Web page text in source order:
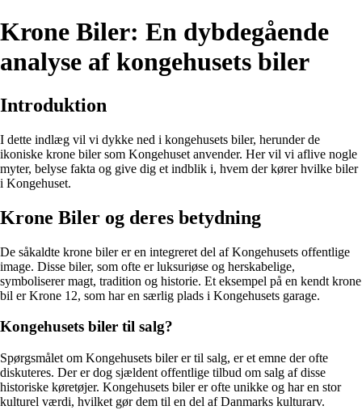
Krone Biler: En dybdegående
analyse af kongehusets biler
Introduktion
I dette indlæg vil vi dykke ned i kongehusets biler, herunder de
ikoniske krone biler som Kongehuset anvender. Her vil vi aflive nogle
myter, belyse fakta og give dig et indblik i, hvem der kører hvilke biler
i Kongehuset.
Krone Biler og deres betydning
De såkaldte krone biler er en integreret del af Kongehusets offentlige
image. Disse biler, som ofte er luksuriøse og herskabelige,
symboliserer magt, tradition og historie. Et eksempel på en kendt krone
bil er Krone 12, som har en særlig plads i Kongehusets garage.
Kongehusets biler til salg?
Spørgsmålet om Kongehusets biler er til salg, er et emne der ofte
diskuteres. Der er dog sjældent offentlige tilbud om salg af disse
historiske køretøjer. Kongehusets biler er ofte unikke og har en stor
kulturel værdi, hvilket gør dem til en del af Danmarks kulturarv.